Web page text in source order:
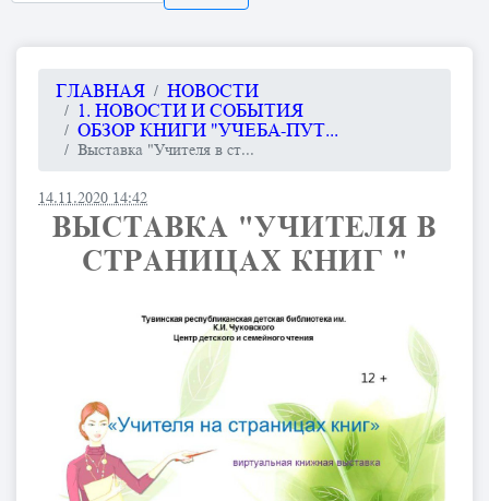
ГЛАВНАЯ
НОВОСТИ
1. НОВОСТИ И СОБЫТИЯ
ОБЗОР КНИГИ "УЧЕБА-ПУТ...
Выставка "Учителя в ст...
14.11.2020 14:42
ВЫСТАВКА "УЧИТЕЛЯ В
СТРАНИЦАХ КНИГ "